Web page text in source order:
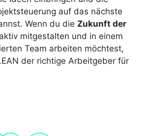
auf das nächste
Wenn du die Zukunft der
aktiv mitgestalten und in einem
Team arbeiten möchtest,
der richtige Arbeitgeber für